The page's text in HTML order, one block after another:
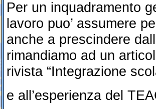
Per un inquadramento
lavoro puo’ assumere
anche a prescindere
rimandiamo ad un
rivista “Integrazione
e all’esperienza del